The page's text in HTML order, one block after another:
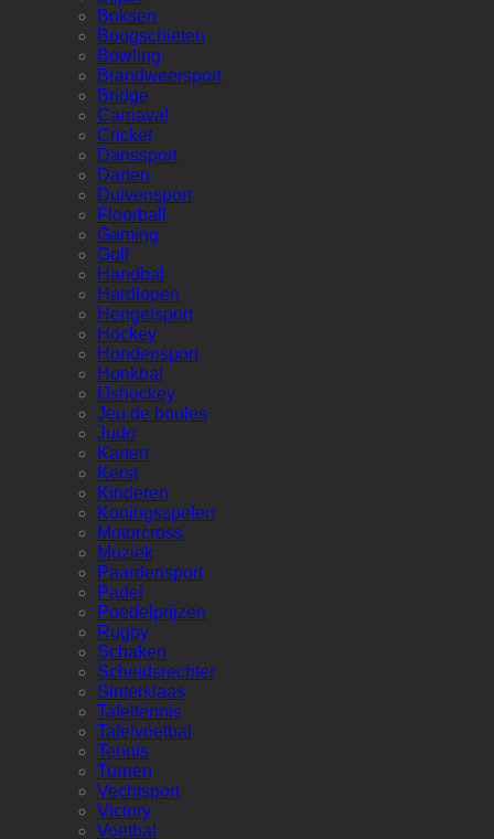
Boksen
Boogschieten
Bowling
Brandweersport
Bridge
Carnaval
Cricket
Danssport
Darten
Duivensport
Floorball
Gaming
Golf
Handbal
Hardlopen
Hengelsport
Hockey
Hondensport
Honkbal
IJshockey
Jeu de boules
Judo
Karten
Kerst
Kinderen
Koningsspelen
Motorcross
Muziek
Paardensport
Padel
Poedelprijzen
Rugby
Schaken
Scheidsrechter
Sinterklaas
Tafeltennis
Tafelvoetbal
Tennis
Turnen
Vechtsport
Victory
Voetbal